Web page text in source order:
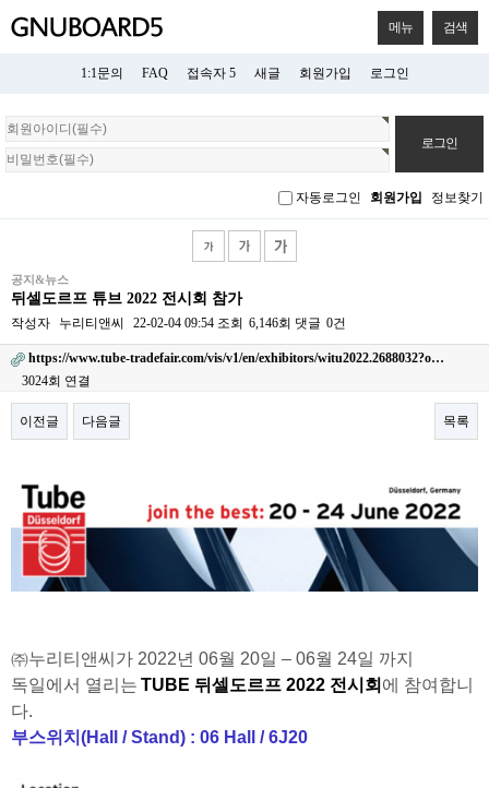
메뉴 검색
1:1문의 FAQ 접속자 5 새글 회원가입 로그인
회
원
로
자동로그인 회원가입 정보찾기
공지&뉴스
뒤셀도르프 튜브 2022 전시회 참가
작성자 누리티앤씨 22-02-04 09:54 조회 6,146회 댓글 0건
https://www.tube-tradefair.com/vis/v1/en/exhibitors/witu2022.2688032?o…
3024회 연결
이전글 다음글 목록
㈜누리티앤씨가 2022년 06월 20일 – 06월 24일 까지
독일에서 열리는 TUBE 뒤셀도르프 2022 전시회 에 참여합니
다.
부스위치 (Hall / Stand) : 06 Hall / 6J20​